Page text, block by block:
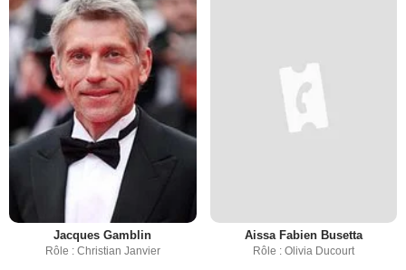
Jacques Gamblin
Rôle : Christian Janvier
Aissa Fabien Busetta
Rôle : Olivia Ducourt